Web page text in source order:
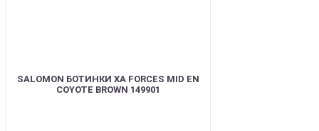
SALOMON БОТИНКИ XA FORCES MID EN
COYOTE BROWN 149901